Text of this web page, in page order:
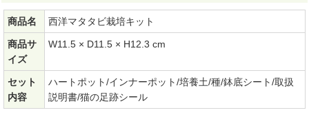
商品名 西洋マタタビ栽培キット
商品サ
イズ
W11.5 × D11.5 × H12.3 cm
セット
内容
ハートポット/インナーポット/培養土/種/鉢底シート/取扱
説明書/猫の足跡シール